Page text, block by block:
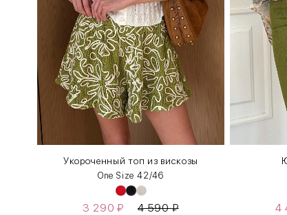
Укороченный топ из вискозы
One Size 42/46
3 290₽ 4 590₽ 4